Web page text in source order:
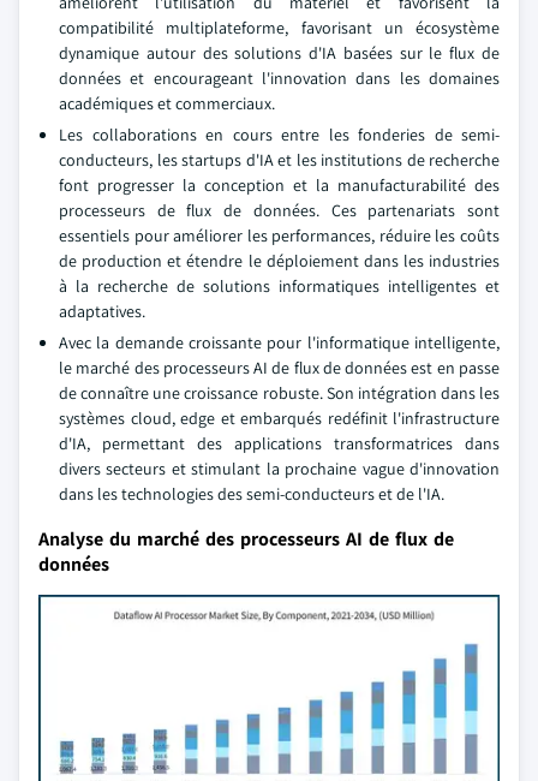
compatibilité multiplateforme, favorisant un écosystème
dynamique autour des solutions d'IA basées sur le flux de
données et encourageant l'innovation dans les domaines
académiques et commerciaux.
Les collaborations en cours entre les fonderies de semi-
conducteurs, les startups d'IA et les institutions de recherche
font progresser la conception et la manufacturabilité des
processeurs de flux de données. Ces partenariats sont
essentiels pour améliorer les performances, réduire les coûts
de production et étendre le déploiement dans les industries
à la recherche de solutions informatiques intelligentes et
adaptatives.
Avec la demande croissante pour l'informatique intelligente,
le marché des processeurs AI de flux de données est en passe
de connaître une croissance robuste. Son intégration dans les
systèmes cloud, edge et embarqués redéfinit l'infrastructure
d'IA, permettant des applications transformatrices dans
divers secteurs et stimulant la prochaine vague d'innovation
dans les technologies des semi-conducteurs et de l'IA.
Analyse du marché des processeurs AI de flux de
données